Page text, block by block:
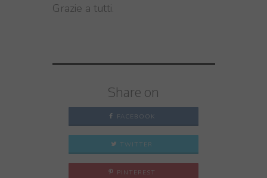
Grazie a tutti.
Share on
FACEBOOK
TWITTER
PINTEREST